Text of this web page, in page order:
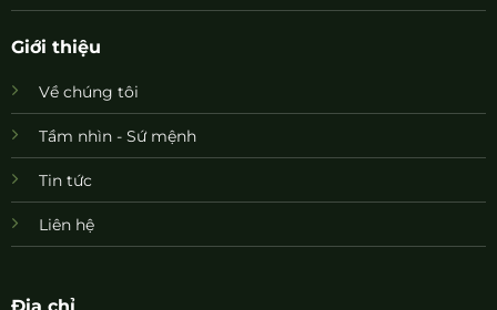
Giới thiệu
Về chúng tôi
Tầm nhìn - Sứ mệnh
Tin tức
Liên hệ